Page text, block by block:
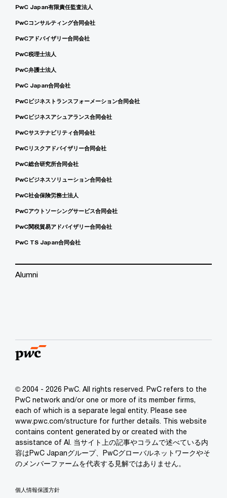
PwC Japan有限責任監査法人
PwCコンサルティング合同会社
PwCアドバイザリー合同会社
PwC税理士法人
PwC弁護士法人
PwC Japan合同会社
PwCビジネストランスフォーメーション合同会社
PwCビジネスアシュアランス合同会社
PwCサステナビリティ合同会社
PwCリスクアドバイザリー合同会社
PwC総合研究所合同会社
PwCビジネスソリューション合同会社
PwC社会保険労務士法人
PwCアウトソーシングサービス合同会社
PwC関税貿易アドバイザリー合同会社
PwC TS Japan合同会社
Alumni
© 2004 - 2026 PwC. All rights reserved. PwC refers to the
PwC network and/or one or more of its member firms,
each of which is a separate legal entity. Please see
www.pwc.com/structure for further details. This website
contains content generated by or created with the
assistance of AI. 当サイト上の記事やコラムで述べている内
容はPwC Japanグループ、PwCグローバルネットワークやそ
のメンバーファームを代表する見解ではありません。
個人情報保護方針